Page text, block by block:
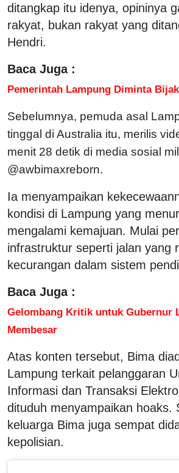
ditangkap itu idenya, opininya
rakyat, bukan rakyat yang
Hendri.
Baca Juga :
Pemerintah Lampung Diminta
Sebelumnya, pemuda asal
tinggal di Australia itu, merilis
menit 28 detik di media sosial
@awbimaxreborn.
Ia menyampaikan
kondisi di Lampung yang
mengalami kemajuan. Mulai
infrastruktur seperti jalan yang
kecurangan dalam sistem
Baca Juga :
Gelombang Kritik untuk Gubernur
Membesar
Atas konten tersebut, Bima
Lampung terkait pelanggaran
Informasi dan Transaksi
dituduh menyampaikan hoaks.
keluarga Bima juga sempat
kepolisian.